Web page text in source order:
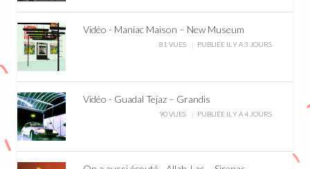
Vidéo - Maniac Maison – New Museum
81 VUES PUBLIÉE IL Y A 3 JOURS
Vidéo - Guadal Tejaz – Grandis
90 VUES PUBLIÉE IL Y A 4 JOURS